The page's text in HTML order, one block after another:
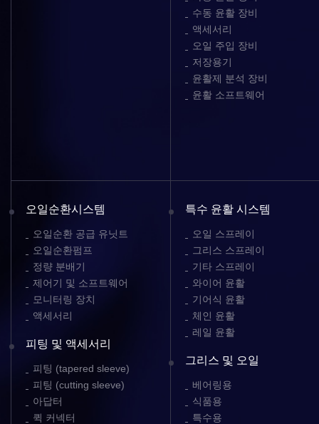
수동 윤활 장비
액세서리
오일 주입 장비
저장용기
윤활제 분석 장비
윤활 소프트웨어
오일순환시스템
오일순환 공급 유닛트
오일순환펌프
정량 분배기
제어기 및 소프트웨어
모니터링 장치
액세서리
피팅 및 액세서리
피팅 (tapered sleeve)
피팅 (cutting sleeve)
아답터
퀵 커넥터
특수 윤활 시스템
오일 스프레이
그리스 스프레이
기타 스프레이
와이어 윤활
기어식 윤활
체인 윤활
레일 윤활
그리스 및 오일
베어링용
식품용
특수용